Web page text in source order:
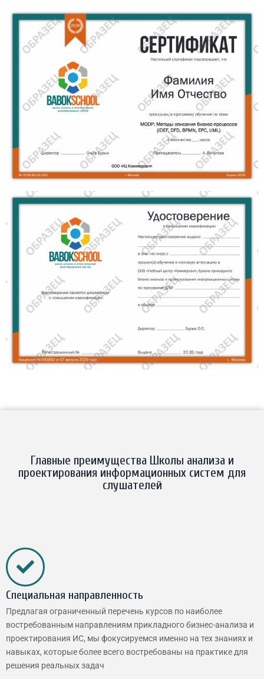
Главные преимущества Школы анализа и
проектирования информационных систем для
слушателей
Специальная направленность
Предлагая ограниченный перечень курсов по наиболее
востребованным направлениям прикладного бизнес-анализа и
проектирования ИС, мы фокусируемся именно на тех знаниях и
навыках, которые более всего востребованы на практике для
решения реальных задач